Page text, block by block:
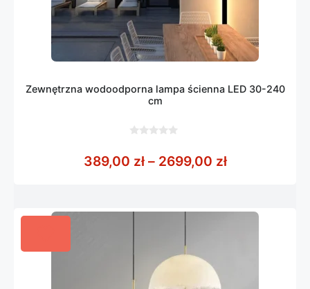
Zewnętrzna wodoodporna lampa ścienna LED 30-240
cm
5
389,00 zł – 2699,00 złZakres cen: